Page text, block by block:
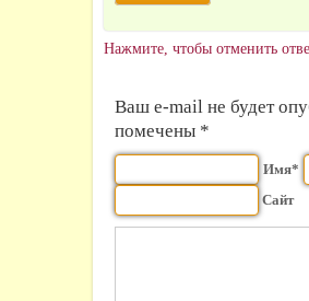
Нажмите, чтобы отменить
Ваш e-mail не будет
помечены *
Имя*
Сайт